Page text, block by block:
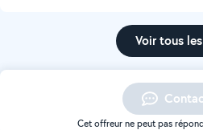
Voir tous
Cet offreur ne peut pas